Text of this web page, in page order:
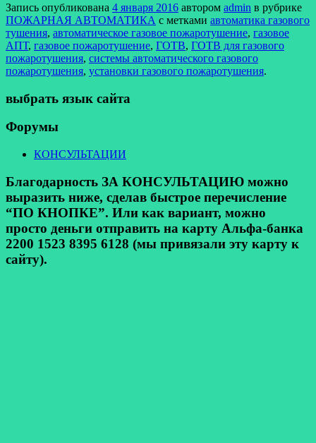
Запись опубликована 4 января 2016 автором admin в рубрике
ПОЖАРНАЯ АВТОМАТИКА с метками автоматика газового
тушения, автоматическое газовое пожаротушение, газовое
АПТ, газовое пожаротушение, ГОТВ, ГОТВ для газового
пожаротушения, системы автоматического газового
пожаротушения, установки газового пожаротушения.
выбрать язык сайта
Форумы
КОНСУЛЬТАЦИИ
Благодарность ЗА КОНСУЛЬТАЦИЮ можно
выразить ниже, сделав быстрое перечисление
“ПО КНОПКЕ”. Или как вариант, можно
просто деньги отправить на карту Альфа-банка
2200 1523 8395 6128 (мы привязали эту карту к
сайту).